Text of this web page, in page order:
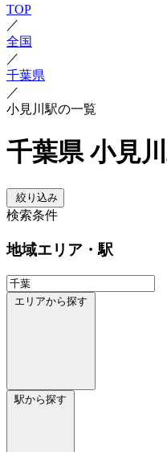
TOP
／
全国
／
千葉県
／
小見川駅の一覧
千葉県 小見
絞り込み
検索条件
地域エリア・駅
エリアから探す
駅から探す